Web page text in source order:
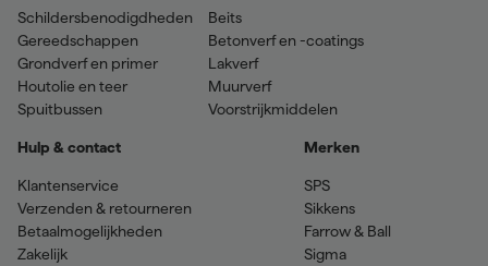
Schildersbenodigdheden
Gereedschappen
Grondverf en primer
Houtolie en teer
Spuitbussen
Beits
Betonverf en -coatings
Lakverf
Muurverf
Voorstrijkmiddelen
Hulp & contact
Klantenservice
Verzenden & retourneren
Betaalmogelijkheden
Zakelijk
Merken
SPS
Sikkens
Farrow & Ball
Sigma